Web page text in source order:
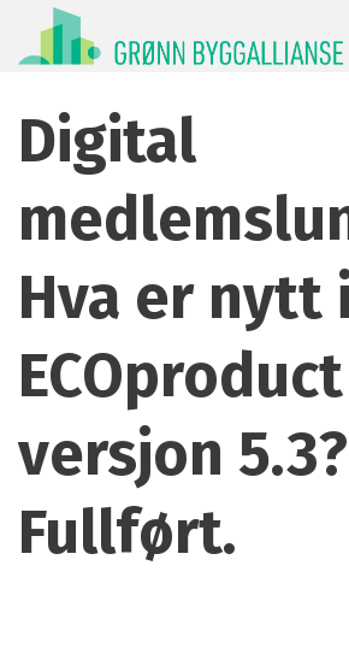
Digital
Hva er nytt i
ECOproduct
versjon
Fullført.